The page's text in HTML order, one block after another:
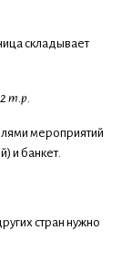
складывает
т.р.
мероприятий
и банкет.
стран нужно